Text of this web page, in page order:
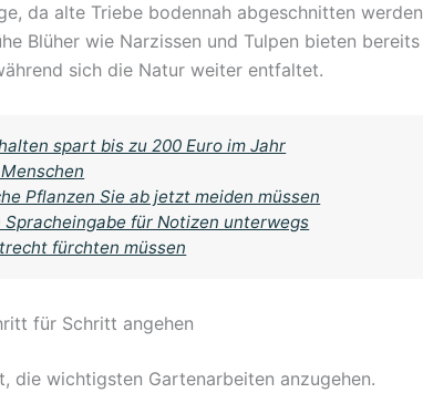
da alte Triebe bodennah abgeschnitten werden
Blüher wie Narzissen und Tulpen bieten bereits
sich die Natur weiter entfaltet.
spart bis zu 200 Euro im Jahr
Pflanzen Sie ab jetzt meiden müssen
für Notizen unterwegs
fürchten müssen
für Schritt angehen
die wichtigsten Gartenarbeiten anzugehen.